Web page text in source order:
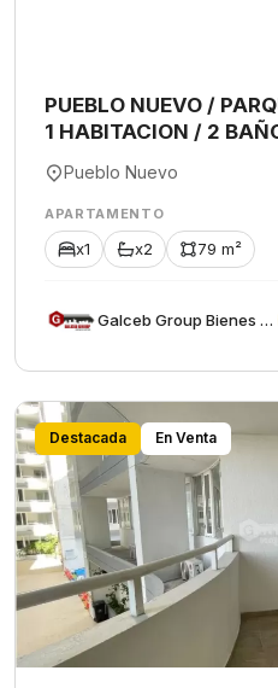
PUEBLO NUEVO /
1 HABITACION / 2
Pueblo Nuevo
APARTAMENTO
x1 x2 79 m²
Galceb Group Bienes Raices
Destacada En Venta